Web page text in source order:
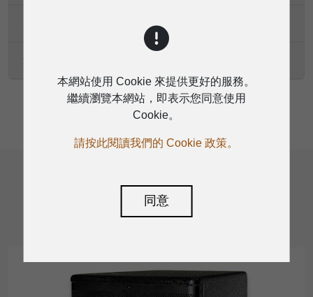
淨重
本網站使用 Cookie 來提供更好的服務。
繼續瀏覽本網站，即表示您同意使用
Cookie。
請按此閱讀我們的 Cookie 政策。
同意